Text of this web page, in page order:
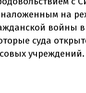
на
войны в
суда
учреждений.